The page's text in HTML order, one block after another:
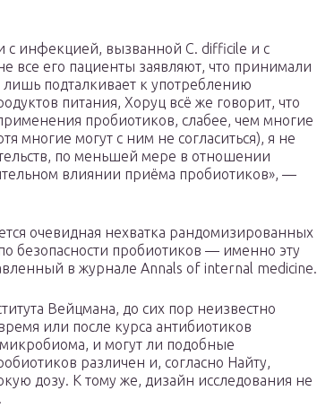
с инфекцией, вызванной C. difficile и с
все его пациенты заявляют, что принимали
подталкивает к употреблению
питания, Хоруц всё же говорит, что
пробиотиков, слабее, чем многие
многие могут с ним не согласиться), я не
по меньшей мере в отношении
влиянии приёма пробиотиков», —
очевидная нехватка рандомизированных
безопасности пробиотиков — именно эту
в журнале Annals of internal medicine.
Вейцмана, до сих пор неизвестно
или после курса антибиотиков
микробиома, и могут ли подобные
различен и, согласно Найту,
дозу. К тому же, дизайн исследования не